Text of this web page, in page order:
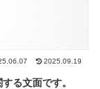
2025.09.19
る文面です。